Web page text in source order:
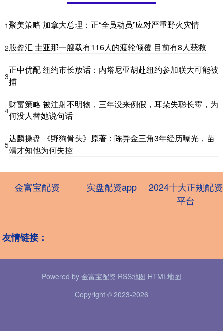
1聚美策略 加拿大总理：正“全员动员”应对严重野火灾情
2股盈汇 圭亚那一艘载有116人的渡轮倾覆 目前有8人获救
3
正中优配 纽约市长放话：内塔尼亚胡赴纽约参加联大可能被
捕
4
财富策略 被注射不明物，三年没来例假，耳朵失聪长霉，为
何没人替她说句话
5
达麟操盘 《野狗骨头》原著：陈异金三角3年经历曝光，苗
靖才知他为何失控
金富宝配资 实盘配资app
2024十大正规配资
平台
友情链接：
Powered by 金富宝配资 RSS地图 HTML地图
Copyright © 2023-2026